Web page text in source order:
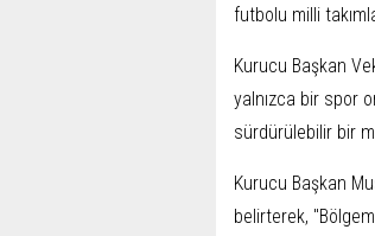
futbolu milli
Kurucu Başkan
yalnızca bir spor
sürdürülebilir bir
Kurucu Başkan
belirterek,